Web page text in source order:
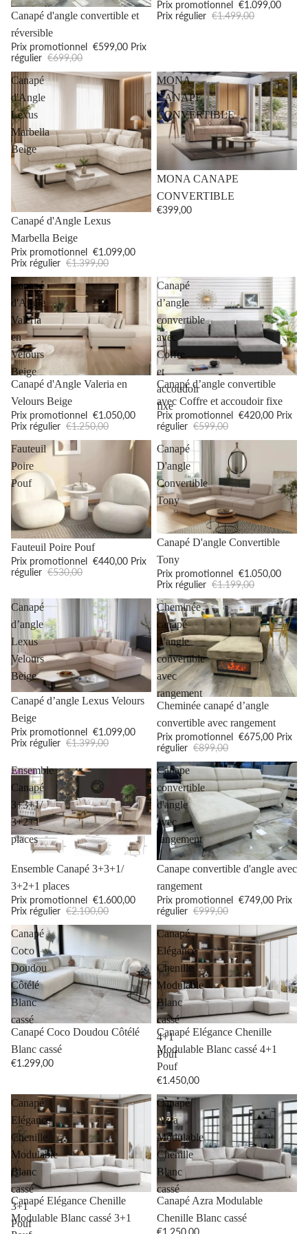
Promotion
Canapé d'angle convertible et
réversible
Prix promotionnel €599,00 Prix
régulier €699,00
Prix promotionnel €1.099,00
Prix régulier €1.499,00
Canapé
d'Angle
Lexus
Marbella
Beige
Promotion
Canapé d'Angle Lexus
Marbella Beige
Prix promotionnel €1.099,00
Prix régulier €1.399,00
MONA
CANAPE
CONVERTIBLE
MONA CANAPE
CONVERTIBLE
€399,00
Canapé
d'Angle
Valeria
en
Velours
Beige
Promotion
Canapé d'Angle Valeria en
Velours Beige
Prix promotionnel €1.050,00
Prix régulier €1.250,00
Canapé
d’angle
convertible
avec
Coffre
et
accoudoir
fixe
Promotion
Canapé d’angle convertible
avec Coffre et accoudoir fixe
Prix promotionnel €420,00 Prix
régulier €599,00
Fauteuil
Poire
Pouf
Promotion
Fauteuil Poire Pouf
Prix promotionnel €440,00 Prix
régulier €530,00
Canapé
D'angle
Convertible
Tony
Promotion
Canapé D'angle Convertible
Tony
Prix promotionnel €1.050,00
Prix régulier €1.199,00
Canapé
d’angle
Lexus
Velours
Beige
Promotion
Canapé d’angle Lexus Velours
Beige
Prix promotionnel €1.099,00
Prix régulier €1.399,00
Cheminée
canapé
d’angle
convertible
avec
rangement
Promotion
Cheminée canapé d’angle
convertible avec rangement
Prix promotionnel €675,00 Prix
régulier €899,00
Ensemble
Canapé
3+3+1/
3+2+1
places
Promotion
Ensemble Canapé 3+3+1/
3+2+1 places
Prix promotionnel €1.600,00
Prix régulier €2.100,00
Canape
convertible
d'angle
avec
rangement
Promotion
Canape convertible d'angle avec
rangement
Prix promotionnel €749,00 Prix
régulier €999,00
Canapé
Coco
Doudou
Côtélé
Blanc
cassé
Canapé Coco Doudou Côtélé
Blanc cassé
€1.299,00
Canapé
Elégance
Chenille
Modulable
Blanc
cassé
4+1
Pouf
Canapé Elégance Chenille
Modulable Blanc cassé 4+1
Pouf
€1.450,00
Canapé
Elégance
Chenille
Modulable
Blanc
cassé
3+1
Pouf
Canapé Elégance Chenille
Modulable Blanc cassé 3+1
Canapé
Azra
Modulable
Chenille
Blanc
cassé
Canapé Azra Modulable
Chenille Blanc cassé